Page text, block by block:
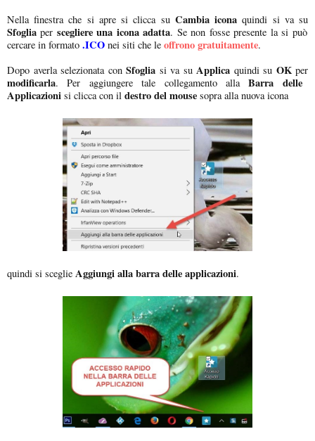
Nella finestra che si apre si clicca su Cambia icona quindi si va su
Sfoglia per scegliere una icona adatta. Se non fosse presente la si può
cercare in formato .ICO nei siti che le offrono gratuitamente.
Dopo averla selezionata con Sfoglia si va su Applica quindi su OKper
modificarla. Per aggiungere tale collegamento allaBarra delle
Applicazioni si clicca con il destro del mouse sopra alla nuova icona
quindi si sceglie Aggiungi alla barra delle applicazioni.